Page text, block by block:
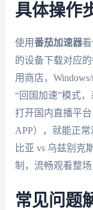
具体操作
使用番茄加速器
的设备下载对应的
用商店，
“回国加速”模式
打开国内直播平
APP），就能正
比亚 vs 乌兹别克
制，流畅观看整场
常见问题